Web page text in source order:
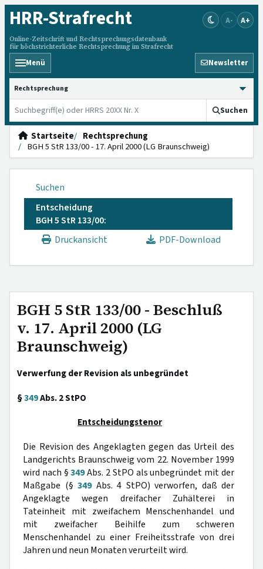
HRR-Strafrecht
Online-Zeitschrift und Rechtsprechungsdatenbank
für höchstrichterliche Rechtsprechung im Strafrecht
A- A+
Menü Newsletter
HRRS durchsuchen
Suchen
Startseite
Rechtsprechung
BGH 5 StR 133/00 - 17. April 2000 (LG Braunschweig)
Suchen
Entscheidung
BGH 5 StR 133/00:
Druckansicht
PDF-Download
BGH 5 StR 133/00 - Beschluß
v. 17. April 2000 (LG
Braunschweig)
Verwerfung der Revision als unbegründet
§349Abs. 2 StPO
Entscheidungstenor
Die Revision des Angeklagten gegen das Urteil des
Landgerichts Braunschweig vom 22. November 1999
wird nach §349Abs. 2 StPO als unbegründet mit der
Maßgabe (§ 349Abs. 4 StPO) verworfen, daß der
Angeklagte wegen dreifacher Zuhälterei in
Tateinheit mit zweifachem Menschenhandel und
mit zweifacher Beihilfe zum schweren
Menschenhandel zu einer Freiheitsstrafe von drei
Jahren und neun Monaten verurteilt wird.